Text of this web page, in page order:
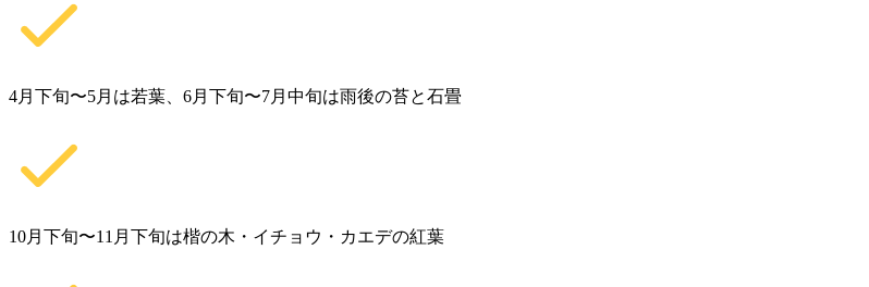
4月下旬〜5月は若葉、6月下旬〜7月中旬は雨後の苔と石畳
10月下旬〜11月下旬は楷の木・イチョウ・カエデの紅葉